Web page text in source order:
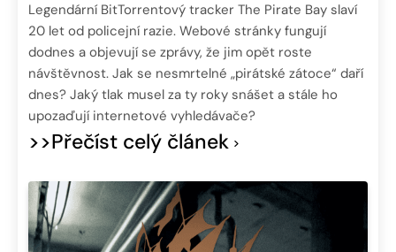
Legendární BitTorrentový tracker The Pirate Bay slaví
20 let od policejní razie. Webové stránky fungují
dodnes a objevují se zprávy, že jim opět roste
návštěvnost. Jak se nesmrtelné „pirátské zátoce“ daří
dnes? Jaký tlak musel za ty roky snášet a stále ho
upozaďují internetové vyhledávače?
>>Přečíst celý článek